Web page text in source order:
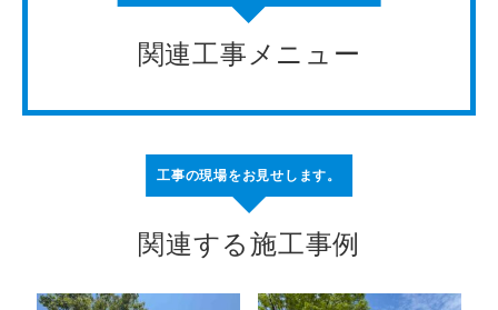
関連工事メニュー
工事の現場をお見せします。
関連する施工事例